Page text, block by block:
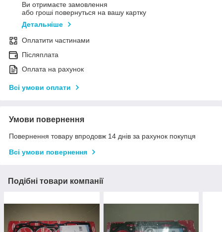
Ви отримаєте замовлення
або гроші повернуться на вашу картку
Детальніше
Оплатити частинами
Післяплата
Оплата на рахунок
Всі умови оплати
Умови повернення
Повернення товару впродовж 14 днів за рахунок покупця
Всі умови повернення
Подібні товари компанії